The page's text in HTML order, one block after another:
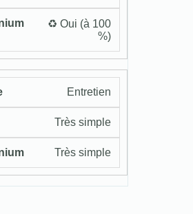
♻️ Oui (à 100
%)
Entretien
Très simple
Très simple